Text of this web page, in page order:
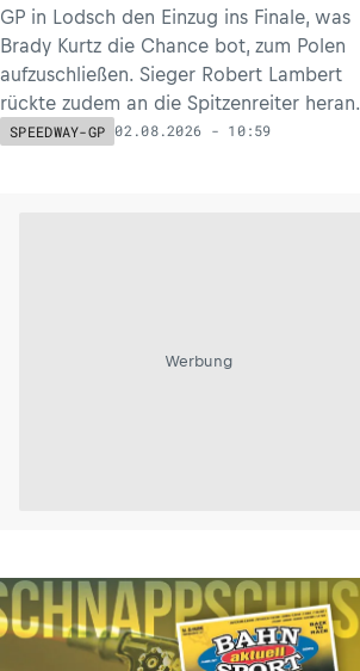
GP in Lodsch den Einzug ins Finale, was
Brady Kurtz die Chance bot, zum Polen
aufzuschließen. Sieger Robert Lambert
rückte zudem an die Spitzenreiter heran.
SPEEDWAY-GP 02.08.2026 - 10:59
Werbung